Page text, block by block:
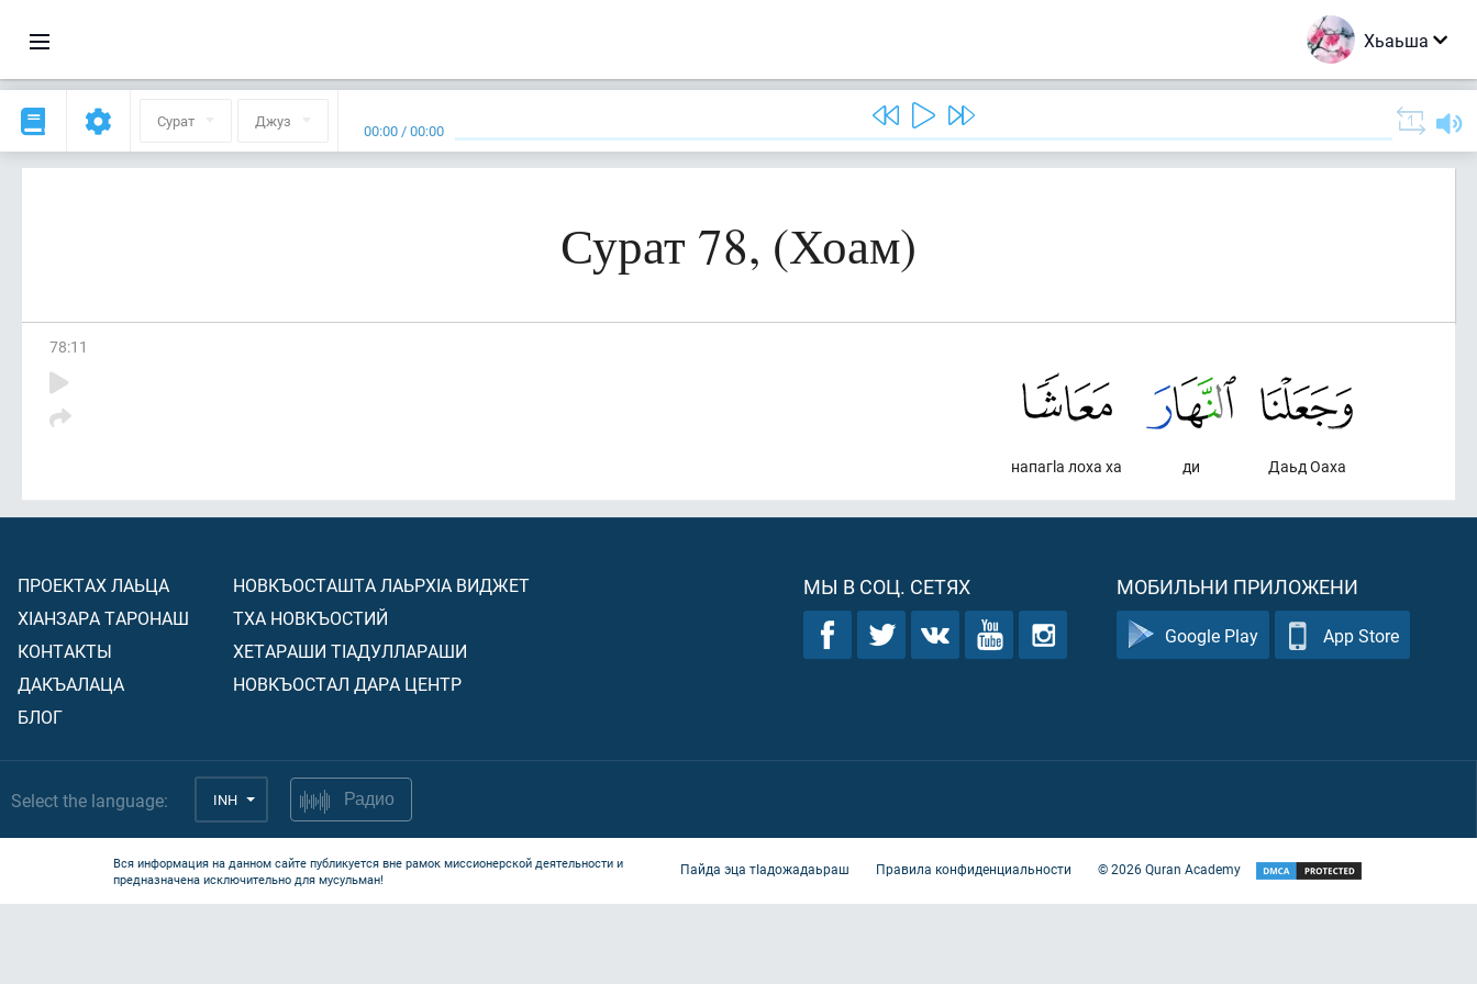
Хьаьша
Сурат Джуз 00:00 /00:00
Сурат 78, (Хоам)
78:11
Даьд Оаха
ди
напагlа лоха ха
ПРОЕКТАХ ЛАЬЦА
ХIАНЗАРА ТАРОНАШ
КОНТАКТЫ
ДАКЪАЛАЦА
БЛОГ
НОВКЪОСТАШТА ЛАЬРХIА ВИДЖЕТ
ТХА НОВКЪОСТИЙ
ХЕТАРАШИ ТIАДУЛЛАРАШИ
НОВКЪОСТАЛ ДАРА ЦЕНТР
МЫ В СОЦ. СЕТЯХ МОБИЛЬНИ ПРИЛОЖЕНИ
Google Play App Store
Select the language: INH Радио
Вся информация на данном сайте публикуется вне рамок миссионерской деятельности и
предназначена исключительно для мусульман!
Пайда эца тIадожадаьраш Правила конфиденциальности ©2026Quran Academy